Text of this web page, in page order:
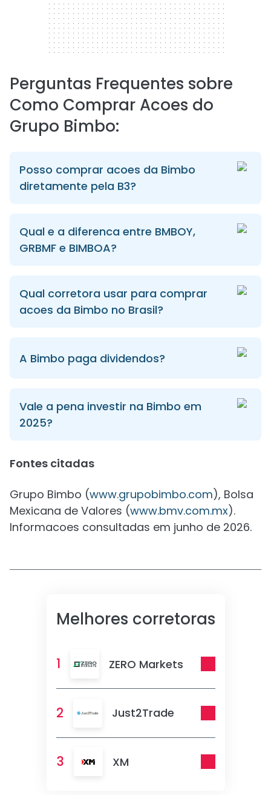
Perguntas Frequentes sobre
Como Comprar Acoes do
Grupo Bimbo:
Posso comprar acoes da Bimbo
diretamente pela B3?
Qual e a diferenca entre BMBOY,
GRBMF e BIMBOA?
Qual corretora usar para comprar
acoes da Bimbo no Brasil?
A Bimbo paga dividendos?
Vale a pena investir na Bimbo em
2025?
Fontes citadas
Grupo Bimbo (www.grupobimbo.com), Bolsa
Mexicana de Valores (www.bmv.com.mx).
Informacoes consultadas em junho de 2026.
Melhores corretoras
1 ZERO Markets
2 Just2Trade
3 XM